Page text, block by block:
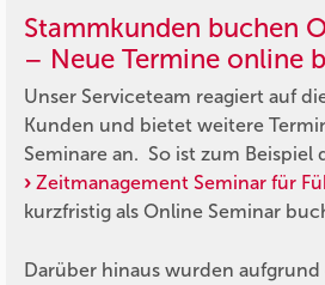
Stammkunden buchen
– Neue Termine online
Unser Serviceteam reagiert auf
Kunden und bietet weitere
Seminare an. So ist zum Beispiel
Zeitmanagement Seminar für
kurzfristig als Online Seminar
Darüber hinaus wurden